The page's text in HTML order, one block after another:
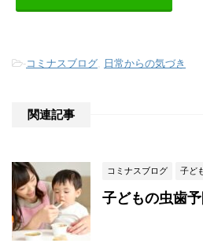
-コミナスブログ 日常からの気づき
関連記事
コミナスブログ 子ど
子どもの虫歯